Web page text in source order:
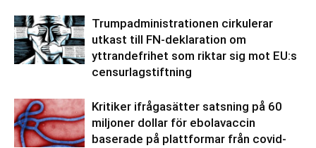
Trumpadministrationen cirkulerar
utkast till FN-deklaration om
yttrandefrihet som riktar sig mot EU:s
censurlagstiftning
Kritiker ifrågasätter satsning på 60
miljoner dollar för ebolavaccin
baserade på plattformar från covid-